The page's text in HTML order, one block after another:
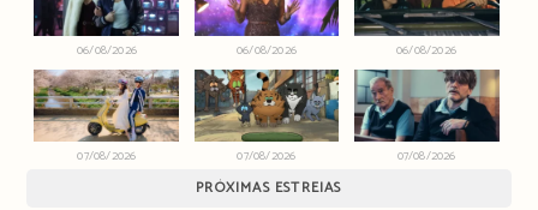
06/08/2026 06/08/2026 06/08/2026
07/08/2026 07/08/2026 07/08/2026
PRÓXIMAS ESTREIAS